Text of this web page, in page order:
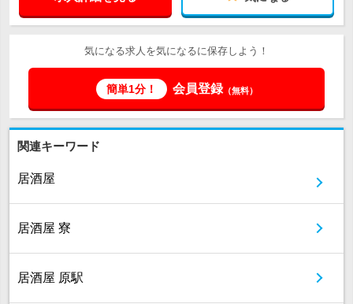
気になる求人を気になるに保存しよう！
簡単1分！ 会員登録（無料）
関連キーワード
居酒屋
居酒屋 寮
居酒屋 原駅